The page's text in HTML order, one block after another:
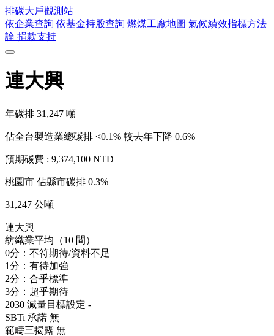
排碳大戶觀測站
依企業查詢 依基金持股查詢 燃煤工廠地圖 氣候績效指標方法
論 捐款支持
連大興
年碳排 31,247 噸
佔全台製造業總碳排 <0.1% 較去年下降 0.6%
預期碳費 : 9,374,100 NTD
桃園市 佔縣市碳排 0.3%
31,247 公噸
連大興
紡織業平均（10 間）
0分：不符期待/資料不足
1分：有待加強
2分：合乎標準
3分：超乎期待
2030 減量目標設定 -
SBTi 承諾 無
範疇三揭露 無